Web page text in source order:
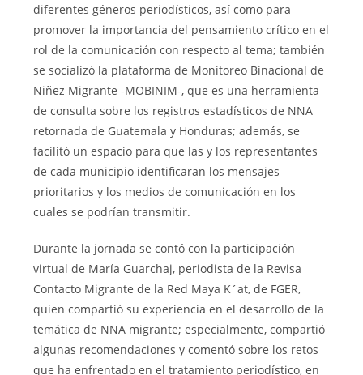
diferentes géneros periodísticos, así como para
promover la importancia del pensamiento crítico en el
rol de la comunicación con respecto al tema; también
se socializó la plataforma de Monitoreo Binacional de
Niñez Migrante -MOBINIM-, que es una herramienta
de consulta sobre los registros estadísticos de NNA
retornada de Guatemala y Honduras; además, se
facilitó un espacio para que las y los representantes
de cada municipio identificaran los mensajes
prioritarios y los medios de comunicación en los
cuales se podrían transmitir.
Durante la jornada se contó con la participación
virtual de María Guarchaj, periodista de la Revisa
Contacto Migrante de la Red Maya K´at, de FGER,
quien compartió su experiencia en el desarrollo de la
temática de NNA migrante; especialmente, compartió
algunas recomendaciones y comentó sobre los retos
que ha enfrentado en el tratamiento periodístico, en